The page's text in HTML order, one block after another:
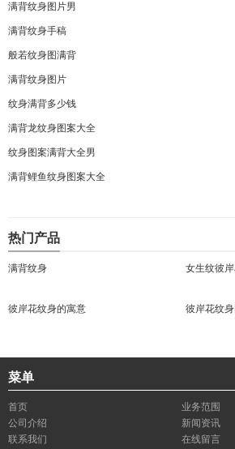
满背纹身图片男
满背纹身手稿
般若纹身图满背
满背纹身图片
纹身满背多少钱
满背龙纹身图案大全
纹身图案满背大全男
满背鲤鱼纹身图案大全
热门产品
满背纹身 女生纹彼
彼岸花纹身的寓意 彼岸花纹
菜单
首页
业务范围
公司介绍
新闻资讯
联系我们
在线留言